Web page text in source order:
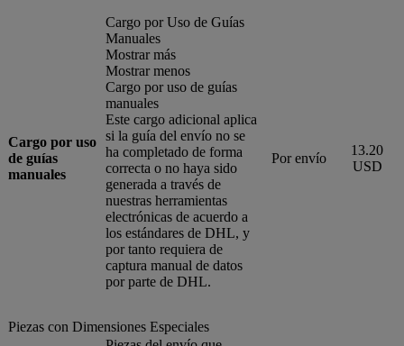
Cargo por uso
de guías
manuales
Cargo por Uso de Guías
Manuales
Mostrar más
Mostrar menos
Cargo por uso de guías
manuales
Este cargo adicional aplica
si la guía del envío no se
ha completado de forma
correcta o no haya sido
generada a través de
nuestras herramientas
electrónicas de acuerdo a
los estándares de DHL, y
por tanto requiera de
captura manual de datos
por parte de DHL.
Por envío
13.20
USD
Piezas con Dimensiones Especiales